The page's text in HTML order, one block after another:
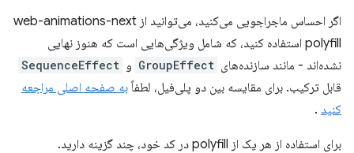
اگر احساس ماجراجویی می‌کنید، می‌توانید از web-animations-next
polyfill استفاده کنید، که شامل ویژگی‌هایی است که هنوز نهایی
نشده‌اند - مانند سازنده‌های GroupEffect و SequenceEffect
قابل ترکیب. برای مقایسه بین دو پلی‌فیل، لطفاً به صفحه اصلی مراجعه
کنید .
برای استفاده از هر یک از polyfill در کد خود، چند گزینه دارید.